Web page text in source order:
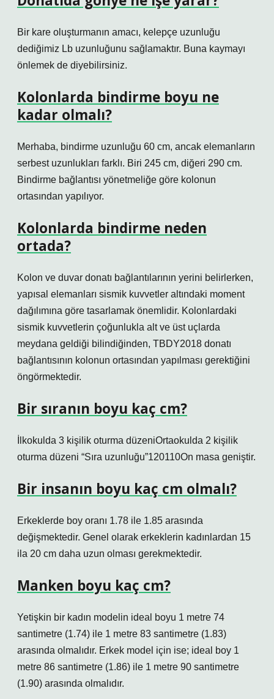
Bir kare oluşturmanın amacı, kelepçe uzunluğu
dediğimiz Lb uzunluğunu sağlamaktır. Buna kaymayı
önlemek de diyebilirsiniz.
Kolonlarda bindirme boyu ne
kadar olmalı?
Merhaba, bindirme uzunluğu 60 cm, ancak elemanların
serbest uzunlukları farklı. Biri 245 cm, diğeri 290 cm.
Bindirme bağlantısı yönetmeliğe göre kolonun
ortasından yapılıyor.
Kolonlarda bindirme neden
ortada?
Kolon ve duvar donatı bağlantılarının yerini belirlerken,
yapısal elemanları sismik kuvvetler altındaki moment
dağılımına göre tasarlamak önemlidir. Kolonlardaki
sismik kuvvetlerin çoğunlukla alt ve üst uçlarda
meydana geldiği bilindiğinden, TBDY2018 donatı
bağlantısının kolonun ortasından yapılması gerektiğini
öngörmektedir.
Bir sıranın boyu kaç cm?
İlkokulda 3 kişilik oturma düzeniOrtaokulda 2 kişilik
oturma düzeni “Sıra uzunluğu”120110On masa geniştir.
Bir insanın boyu kaç cm olmalı?
Erkeklerde boy oranı 1.78 ile 1.85 arasında
değişmektedir. Genel olarak erkeklerin kadınlardan 15
ila 20 cm daha uzun olması gerekmektedir.
Manken boyu kaç cm?
Yetişkin bir kadın modelin ideal boyu 1 metre 74
santimetre (1.74) ile 1 metre 83 santimetre (1.83)
arasında olmalıdır. Erkek model için ise; ideal boy 1
metre 86 santimetre (1.86) ile 1 metre 90 santimetre
(1.90) arasında olmalıdır.